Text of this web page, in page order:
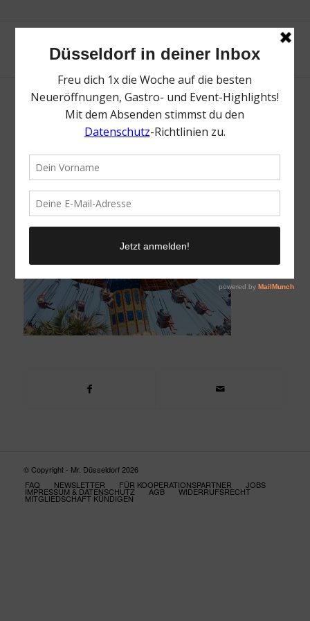
Mondo Verde | Die besten Freizeitparks in
| Topliste | Foto: Mondo Verde
© Copyright - Mr. Düsseldorf 2026
FAQ
NEWSLETTER FÜR KOOPERATIONSPARTNER JOBS
IMPRESSUM & DATENSCHUTZ AGB WIDERRUFSRECHT
MITGLIEDSCHAFT KÜNDIGEN